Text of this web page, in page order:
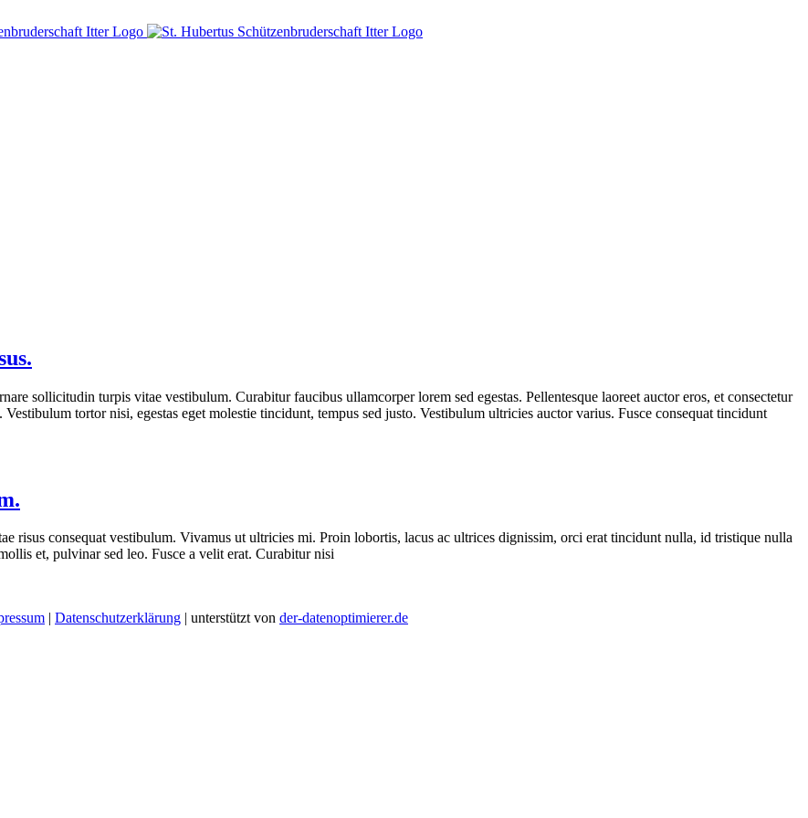
sollicitudin turpis vitae vestibulum. Curabitur faucibus ullamcorper lorem sed egestas. Pellentesque laoreet auctor eros, et consectetur
tortor nisi, egestas eget molestie tincidunt, tempus sed justo. Vestibulum ultricies auctor varius. Fusce consequat tincidunt
risus consequat vestibulum. Vivamus ut ultricies mi. Proin lobortis, lacus ac ultrices dignissim, orci erat tincidunt nulla, id tristique nulla
et, pulvinar sed leo. Fusce a velit erat. Curabitur nisi
| Datenschutzerklärung | unterstützt von der-datenoptimierer.de